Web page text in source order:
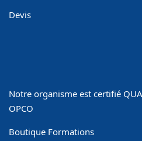
Devis
Notre organisme est certifié
OPCO
Boutique Formations